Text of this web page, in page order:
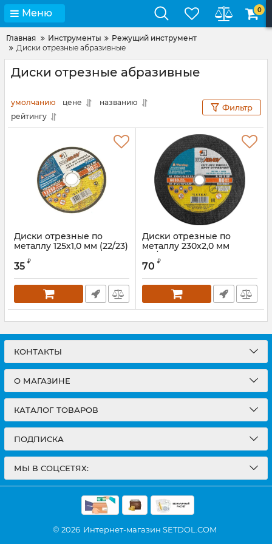
Меню 0
Главная Инструменты
Режущий инструмент
Диски отрезные абразивные
Диски отрезные абразивные
умолчанию цене
названию
рейтингу
Фильтр
Диски отрезные по
металлу 125х1,0 мм (22/23)
35 ₽
Диски отрезные по
металлу 230х2,0 мм
(22/23)
70 ₽
КОНТАКТЫ
О МАГАЗИНЕ
КАТАЛОГ ТОВАРОВ
ПОДПИСКА
МЫ В СОЦСЕТЯХ:
© 2026 Интернет-магазин SETDOL.COM